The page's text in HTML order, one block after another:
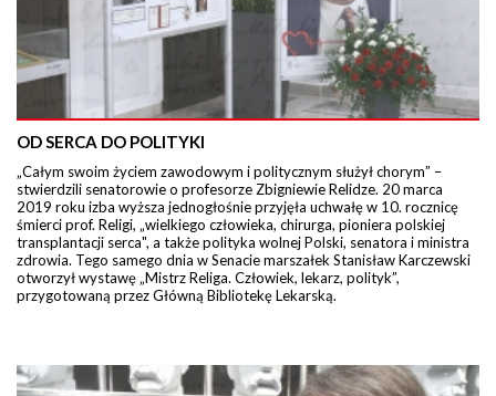
OD SERCA DO POLITYKI
„Całym swoim życiem zawodowym i politycznym służył chorym” –
stwierdzili senatorowie o profesorze Zbigniewie Relidze. 20 marca
2019 roku izba wyższa jednogłośnie przyjęła uchwałę w 10. rocznicę
śmierci prof. Religi, „wielkiego człowieka, chirurga, pioniera polskiej
transplantacji serca", a także polityka wolnej Polski, senatora i ministra
zdrowia. Tego samego dnia w Senacie marszałek Stanisław Karczewski
otworzył wystawę „Mistrz Religa. Człowiek, lekarz, polityk”,
przygotowaną przez Główną Bibliotekę Lekarską.